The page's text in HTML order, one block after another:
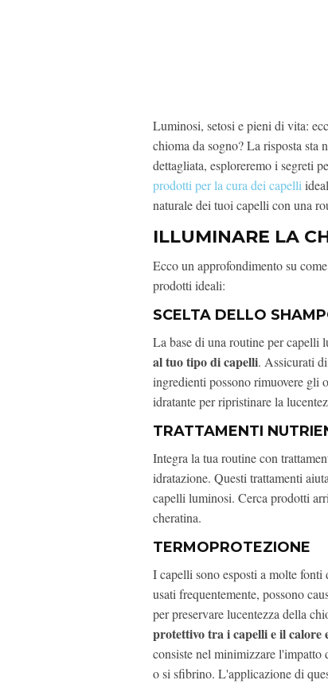
Luminosi, setosi e pieni di vita:
chioma da sogno? La risposta sta
dettagliata, esploreremo i segreti
prodotti per la cura dei capelli
naturale dei tuoi capelli con una
ILLUMINARE LA
Ecco un approfondimento su
prodotti ideali:
SCELTA DELLO
La base di una routine per capelli
al tuo tipo di capelli. Assicurati
ingredienti possono rimuovere gli
idratante per ripristinare la
TRATTAMENTI
Integra la tua routine con
idratazione. Questi trattamenti
capelli luminosi. Cerca prodotti
cheratina.
TERMOPROTEZIONE
I capelli sono esposti a molte
usati frequentemente, possono
per preservare lucentezza della
protettivo tra i capelli e il calore
consiste nel minimizzare l'impatto
o si sfibrino. L'applicazione di